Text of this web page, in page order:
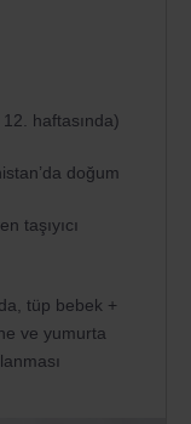
12. haftasında)
doğum
taşıyıcı
tüp bebek +
ve yumurta